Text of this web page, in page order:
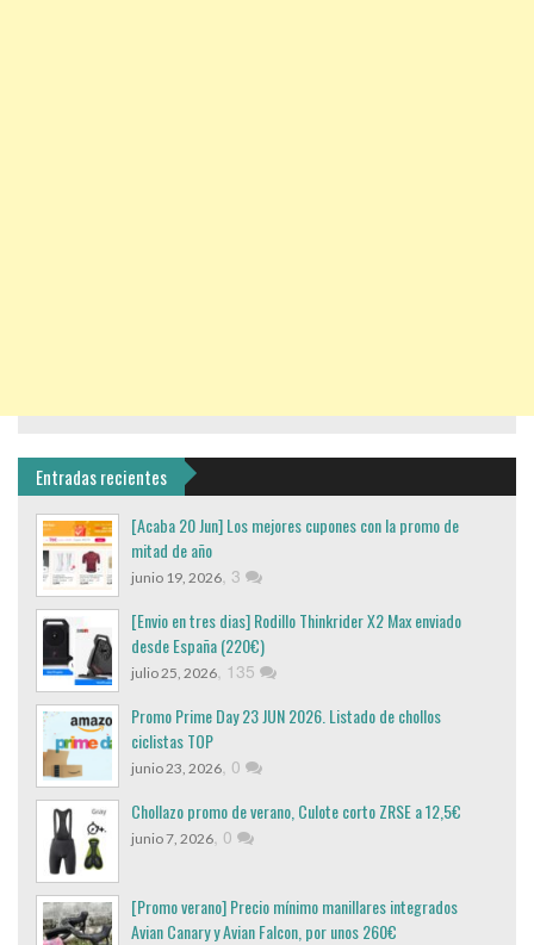
Entradas recientes
[Acaba 20 Jun] Los mejores cupones con la promo de
mitad de año
junio 19, 2026, 3
[Envio en tres dias] Rodillo Thinkrider X2 Max enviado
desde España (220€)
julio 25, 2026, 135
Promo Prime Day 23 JUN 2026. Listado de chollos
ciclistas TOP
junio 23, 2026, 0
Chollazo promo de verano, Culote corto ZRSE a 12,5€
junio 7, 2026, 0
[Promo verano] Precio mínimo manillares integrados
Avian Canary y Avian Falcon, por unos 260€